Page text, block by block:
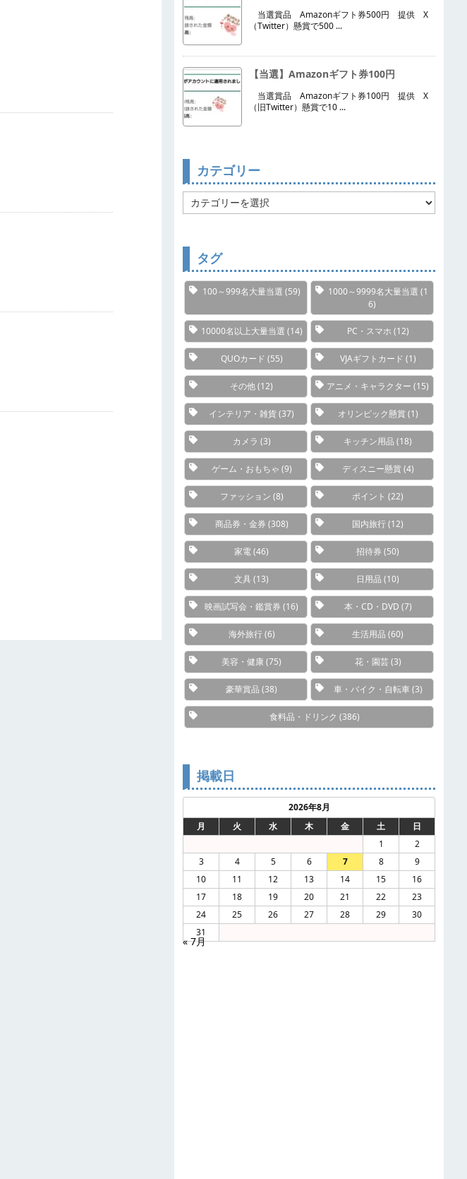
当選賞品 Amazonギフト券500円 提供 X
（Twitter）懸賞で500 ...
【当選】Amazonギフト券100円
当選賞品 Amazonギフト券100円 提供 X
（旧Twitter）懸賞で10 ...
カテゴリー
カ
テ
タグ
100～999名大量当選 (59) 1000～9999名大量当選 (1
6)
10000名以上大量当選 (14) PC・スマホ (12)
QUOカード (55) VJAギフトカード (1)
その他(12) アニメ・キャラクター (15)
インテリア・雑貨(37) オリンピック懸賞(1)
カメラ (3) キッチン用品 (18)
ゲーム・おもちゃ (9) ディスニー懸賞(4)
ファッション (8) ポイント (22)
商品券・金券 (308) 国内旅行(12)
家電(46) 招待券 (50)
文具 (13) 日用品 (10)
映画試写会・鑑賞券 (16) 本・CD・DVD (7)
海外旅行(6) 生活用品 (60)
美容・健康(75) 花・園芸(3)
豪華賞品 (38) 車・バイク・自転車(3)
食料品・ドリンク (386)
掲載日
2026年8月
月
火 水 木 金 土
日
1
2
3
4 5 6 7 8
9
10
11 12 13 14 15
16
17
18 19 20 21 22
23
24
25 26 27 28 29
30
31
« 7月